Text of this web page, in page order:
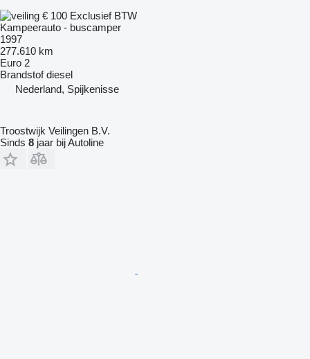
€ 100 Exclusief BTW
Kampeerauto - buscamper
1997
277.610 km
Euro 2
Brandstof diesel
Nederland, Spijkenisse
Troostwijk Veilingen B.V.
Sinds 8 jaar bij Autoline